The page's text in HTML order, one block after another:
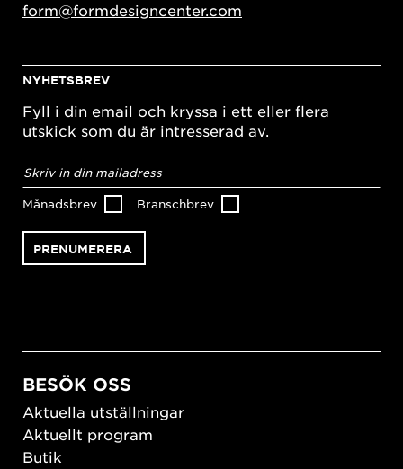
form@formdesigncenter.com
NYHETSBREV
Fyll i din email och kryssa i ett eller flera
utskick som du är intresserad av.
postadress*
Månadsbrev Branschbrev
BESÖK OSS
Aktuella utställningar
Aktuellt program
Butik